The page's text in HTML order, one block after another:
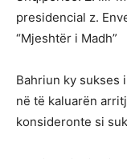
presidencial z.
“Mjeshtër i Madh”
Bahriun ky sukses
në të kaluarën
konsideronte si